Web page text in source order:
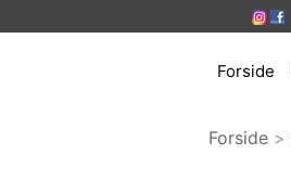
Forside
Forside >